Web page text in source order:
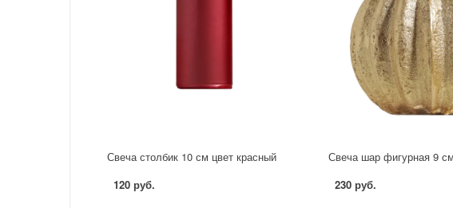
Свеча столбик 10 см цвет красный
120 руб.
Свеча шар фигурная 9
230 руб.